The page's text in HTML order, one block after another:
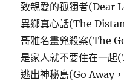
致親愛的孤獨者(Dear
異鄉真心話(The
哥雅名畫兇殺案(The
是家人就不要住在一
逃出神秘島(Go Away